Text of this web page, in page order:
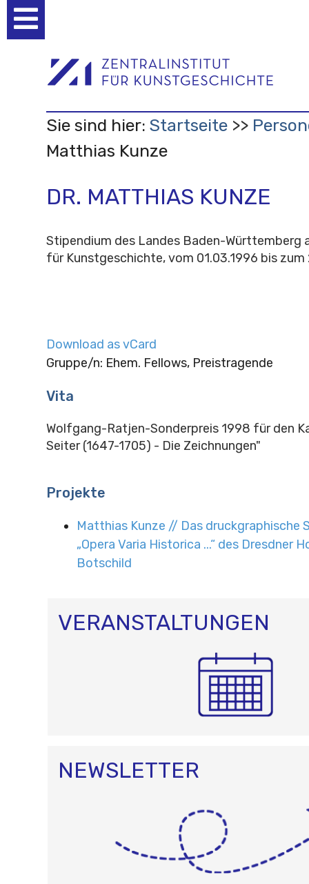
Werkzeuge
Sie sind hier: Startseite
Matthias Kunze
DR. MATTHIAS KUNZE
Stipendium des Landes Baden-Württemberg
für Kunstgeschichte, vom 01.03.1996 bis zum
Download as vCard
Gruppe/n: Ehem. Fellows, Preistragende
Vita
Wolfgang-Ratjen-Sonderpreis 1998 für den
Seiter (1647-1705) - Die Zeichnungen"
Projekte
Matthias Kunze // Das druckgraphische
„Opera Varia Historica ...“ des Dresdner
Botschild
VERANSTALTUNGEN
NEWSLETTER